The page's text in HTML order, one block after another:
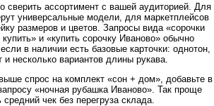
сверить ассортимент с вашей аудиторией. Для
универсальные модели, для маркетплейсов
размеров и цветов. Запросы вида «сорочки
» и «купить сорочку Иваново» обычно
в наличии есть базовые карточки: однотон,
и несколько вариантов длины рукава.
спрос на комплект «сон + дом», добавьте в
«ночная рубашка Иваново». Так проще
средний чек без перегруза склада.